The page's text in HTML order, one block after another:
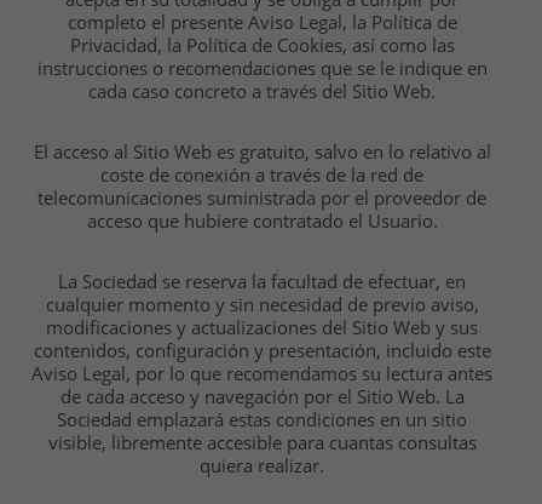
completo el presente Aviso Legal, la Política de
Privacidad, la Política de Cookies, así como las
instrucciones o recomendaciones que se le indique en
cada caso concreto a través del Sitio Web.
El acceso al Sitio Web es gratuito, salvo en lo relativo al
coste de conexión a través de la red de
telecomunicaciones suministrada por el proveedor de
acceso que hubiere contratado el Usuario.
La Sociedad se reserva la facultad de efectuar, en
cualquier momento y sin necesidad de previo aviso,
modificaciones y actualizaciones del Sitio Web y sus
contenidos, configuración y presentación, incluido este
Aviso Legal, por lo que recomendamos su lectura antes
de cada acceso y navegación por el Sitio Web. La
Sociedad emplazará estas condiciones en un sitio
visible, libremente accesible para cuantas consultas
quiera realizar.